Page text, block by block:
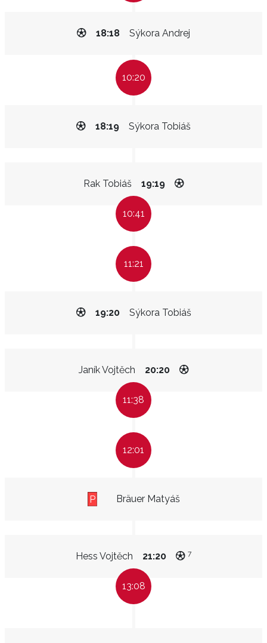
Sýkora Andrej
18:18
10:20
Sýkora Tobiáš
18:19
Rak Tobiáš 19:19
10:41
11:21
Sýkora Tobiáš
19:20
Janík Vojtěch 20:20
11:38
12:01
Bräuer Matyáš
P
Hess Vojtěch 21:20 7
13:08